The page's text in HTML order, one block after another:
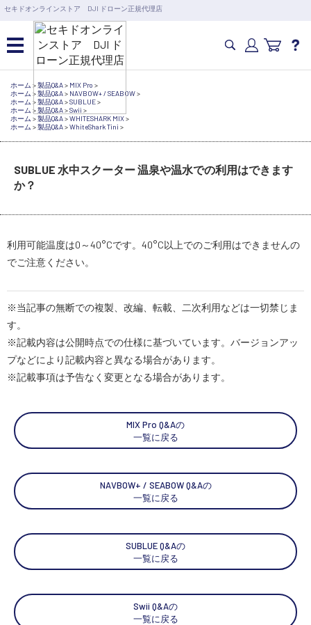
セキドオンラインストア DJI ドローン正規代理店
営業日の15時まで即日出荷
6,000円以上のご購入で送料無料！ポイント1%還元 >>
カメラドローン・生活家電
カテゴリ一覧を開く
カメラ・スタビライザー
水中ドローン(ROV)・水中スクーター
RC・ロボット部品
スペシャルコンテンツ定期配信!
サポート・Q&A / 法人・学生のお客様
取扱店舗一覧
SEKIDO
コーポレートサイト
SEKIDO 会社概要
ホーム >製品Q&A> MIX Pro >
ホーム >製品Q&A> NAVBOW+ / SEABOW>
ホーム >製品Q&A>SUBLUE>
ホーム >製品Q&A>Swii >
ホーム >製品Q&A>WHITESHARK MIX>
ホーム >製品Q&A>WhiteShark Tini >
SUBLUE 水中スクーター 温泉や温水での利用はできます
か？
利用可能温度は0～40°Cです。40°C以上でのご利用はできませんの
でご注意ください。
※当記事の無断での複製、改編、転載、二次利用などは一切禁じま
す。
※記載内容は公開時点での仕様に基づいています。バージョンアッ
プなどにより記載内容と異なる場合があります。
※記載事項は予告なく変更となる場合があります。
MIX Pro Q&Aの
一覧に戻る
NAVBOW+ / SEABOW Q&Aの
一覧に戻る
SUBLUE Q&Aの
一覧に戻る
Swii Q&Aの
一覧に戻る